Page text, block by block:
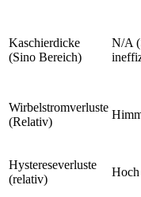
Kaschierdicke
(Sino Bereich)
N/A
Wirbelstromverluste
(Relativ)
Hystereseverluste
(relativ)
Hoch